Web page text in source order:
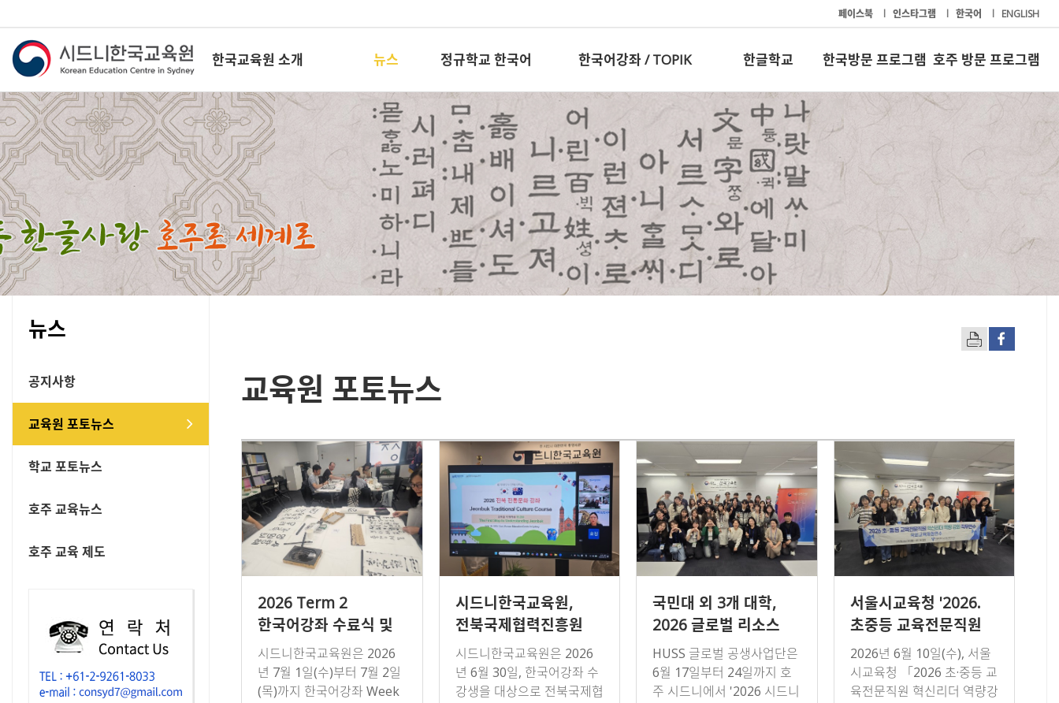
페이스북 l 인스타그램 l 한국어 l ENGLISH
한국교육원 소개 뉴스 정규학교 한국어 한국어강좌 / TOPIK 한글학교 한국방문 프로그램 호주 방문 프로그램
뉴스
공지사항
교육원 포토뉴스
학교 포토뉴스
호주 교육뉴스
호주 교육 제도
교육원 포토뉴스
2026 Term 2
한국어강좌 수료식 및
서예 문화체험 운영
시드니한국교육원은 2026
년 7월 1일(수)부터 7월 2일
(목)까지 한국어강좌 Week
시드니한국교육원,
전북국제협력진흥원
연계 문화 행사 개최
시드니한국교육원은 2026
년 6월 30일, 한국어강좌 수
강생을 대상으로 전북국제협
국민대 외 3개 대학,
2026 글로벌 리소스
코디네이터 프로그램
운영을 위해 시드니
방문
HUSS 글로벌 공생사업단은
6월 17일부터 24일까지 호
주 시드니에서 '2026 시드니
서울시교육청 '2026.
초중등 교육전문직원
혁신리더 역량 강화
직무연수단' 방문
2026년 6월 10일(수), 서울
시교육청 「2026 초·중등 교
육전문직원 혁신리더 역량강